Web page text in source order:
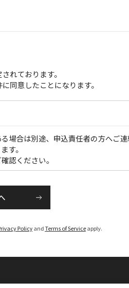
れております。
同意したことになります。
場合は別途、申込責任者の方へご
す。
認ください。
・一部のセミナーを除く）
せていただきます。
PolicyandTerms of Serviceapply.